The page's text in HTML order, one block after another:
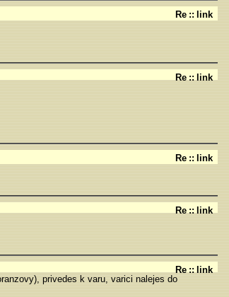
Re :: link
Re :: link
Re :: link
Re :: link
Re :: link
privedes k varu, varici nalejes do